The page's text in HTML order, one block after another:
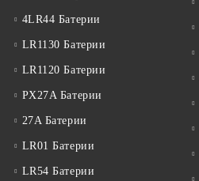
4LR44 Батерии
LR1130 Батерии
LR1120 Батерии
PX27A Батерии
27A Батерии
LR01 Батерии
LR54 Батерии